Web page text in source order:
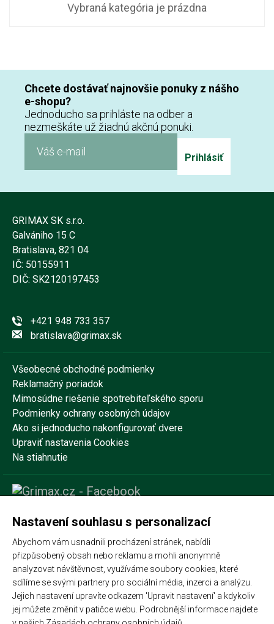
Vybraná kategória je prázdna
Chcete dostávať najnovšie ponuky z nášho
e-shopu?
Jednoducho sa prihláste na odber a
nezmeškáte už žiadnú akčnú ponuki.
Prihlásiť
GRIMAX SK s.r.o.
Galvániho 15 C
Bratislava, 821 04
IČ: 50155911
DIČ: SK2120197453
+421 948 733 357
bratislava@grimax.sk
Všeobecné obchodné podmienky
Reklamačný poriadok
Mimosúdne riešenie spotrebiteľského sporu
Podmienky ochrany osobných údajov
Ako si jednoducho nakonfigurovať dvere
Upraviť nastavenia Cookies
Na stiahnutie
Nastavení souhlasu s personalizací
Abychom vám usnadnili procházení stránek, nabídli
přizpůsobený obsah nebo reklamu a mohli anonymně
analyzovat návštěvnost, využíváme soubory cookies, které
sdílíme se svými partnery pro sociální média, inzerci a analýzu.
Jejich nastavení upravíte odkazem 'Upravit nastavení' a kdykoliv
jej můžete změnit v patičce webu. Podrobnější informace najdete